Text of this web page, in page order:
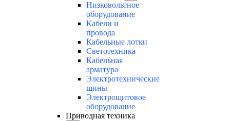
Низковольтное
оборудование
Кабели и
провода
Кабельные лотки
Светотехника
Кабельная
арматура
Электротехнические
шины
Электрощитовое
оборудование
Приводная техника